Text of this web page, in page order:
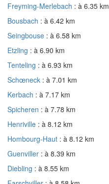
Freyming-Merlebach : à 6.35 km
Bousbach : à 6.42 km
Seingbouse : à 6.58 km
Etzling : à 6.90 km
Tenteling : à 6.93 km
Schœneck : à 7.01 km
Kerbach : à 7.17 km
Spicheren : à 7.78 km
Henriville : à 8.12 km
Hombourg-Haut : à 8.12 km
Guenviller : à 8.39 km
Diebling : à 8.55 km